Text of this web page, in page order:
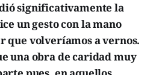
significativamente la
un gesto con la mano
que volveríamos a vernos.
una obra de caridad muy